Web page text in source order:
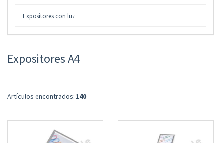
Expositores con luz
Expositores A4
Artículos encontrados: 140